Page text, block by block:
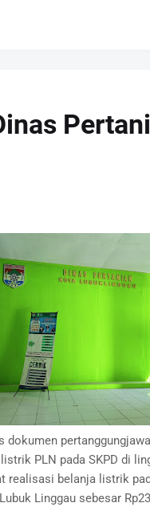
PLN pada SKPD di
realisasi belanja listrik
Linggau sebesar